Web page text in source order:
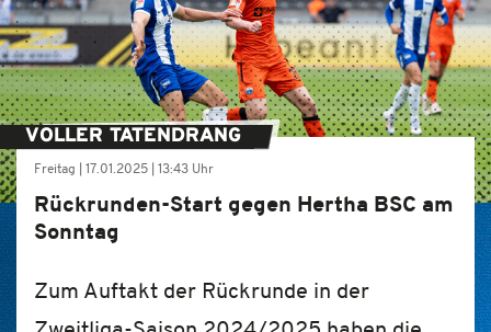
VOLLER TATENDRANG
Freitag | 17.01.2025 | 13:43 Uhr
Rückrunden-Start gegen Hertha BSC am
Sonntag
Zum Auftakt der Rückrunde in der